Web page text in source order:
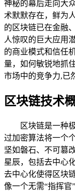
神秘的幕后走向大
术默默存在，鲜为
的区块链已在金融
人惊叹的巨大应用
的商业模式和信任
量，如何敏锐地抓
市场中的竞争力,已
区块链技术
区块链是一种
过加密算法将一个
坚如磐石、不可篡
星辰，包括去中心
去中心化使得区块
像一个无需“指挥